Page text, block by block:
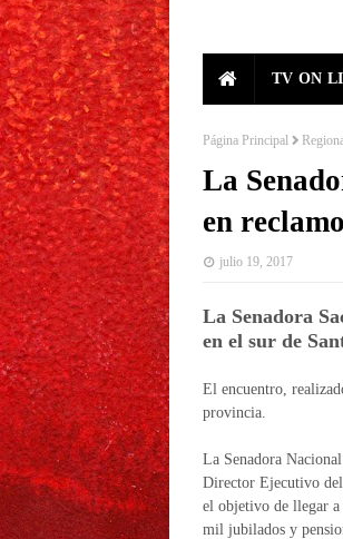
TV ON
Página Principal
La
en
julio 19, 2017
La Senadora
en el sur de
El encuentro,
provincia.
La Senadora
Director Ejecutivo
el objetivo de llegar a
mil jubilados y